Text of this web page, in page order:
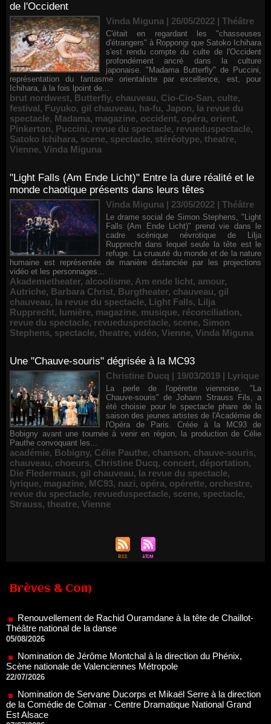
de l'Occident
Vinda Miguna | 26/05/2022 | Théâtre
C'était en regardant les "chasseuses
d'étrangers" à Roppongi que Satoko Ichihara
s'est rendu compte du culte de l'Occident
profondément ancré dans la culture
japonaise. "Madama Butterfly" de Puccini,
représentation du fantasme orientaliste par excellence, est, pour
Ichihara, à la fois lpoint de...
brut nordwest, Butterfly, chauveau, Cio-Cio-San, culte,
festival, Fuyuko, gil chauveau, ha-fu, Japon, la revue du
spectacle, Madama, magazine, occident, opéra, orient,
Pinkerton, Puccini, revue du spectacle, revueduspectacle,
Satoko Ichihara, scene, spectacle, stéréotype, theatre,
Vienne, Vinda Miguna
"Light Falls (Am Ende Licht)" Entre la dure réalité et le
monde chaotique présents dans leurs têtes
Vinda Miguna | 23/05/2022 | Théâtre
Le drame social de Simon Stephens, "Light
Falls (Am Ende Licht)" prend vie dans le
cadre scénique névrotique de Lilja
Rupprecht dans lequel seule la tête est le
refuge. La cruauté du monde et de la nature
humaine est représentée de manière distanciée par les projections
vidéo et les personnages...
Akademietheater, alcoolisme, Am ende licht, amour,
Autriche, Barbara Christ, Burgtheater, chauveau, gil
chauveau, la revue du spectacle, Light Falls, Lilja
Rupprecht, lumière, magazine, musique, réconciliation,
revue du spectacle, revueduspectacle, scene, Simon
Stephens, spectacle, theatre, vidéo, Vienne, Vinda Miguna
Une "Chauve-souris" dégrisée à la MC93
Christine Ducq | 19/03/2019 | Lyrique
La perle de l'opérette viennoise, "La
Chauve-souris" de Johann Strauss Fils, a
été choisie pour le spectacle phare de la
saison des jeunes artistes de l'Académie de
l'Opéra de Paris. Créée à la MC93 de
Bobigny avant une tournée à venir en région, la production de Célie
Pauthe convoquant les...
académie, Bobigny, Célie Pauthe, chanson, chauve-souris,
chauveau, choeurs, Christine Ducq, concert, déportation,
Die Fledermaus, gil chauveau, la revue du spectacle,
lyrique, magazine, MC93, nazi, opéra, opérette, orchestre,
revue du spectacle, revueduspectacle, scene, spectacle,
Strauss, theatre, Vienne
Brèves & Com
Renouvellement de Rachid Ouramdane à la tête de Chaillot-
Théâtre national de la danse
Nomination de Jérôme Montchal à la direction du Phénix,
Scène nationale de Valenciennes Métropole
22/07/2026
Nomination de Servane Ducorps et Mikaël Serre à la direction
de la Comédie de Colmar - Centre Dramatique National Grand
Est Alsace
07/07/2026
Thomas Jolly et Laëtitia Guédon nommés à la direction du
TNP